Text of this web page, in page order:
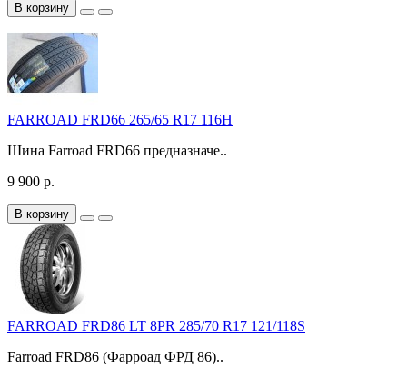
В корзину
FARROAD FRD66 265/65 R17 116H
Шина Farroad FRD66 предназначе..
9 900 р.
В корзину
FARROAD FRD86 LT 8PR 285/70 R17 121/118S
Farroad FRD86 (Фарроад ФРД 86)..